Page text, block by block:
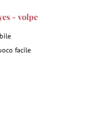
- volpe
facile